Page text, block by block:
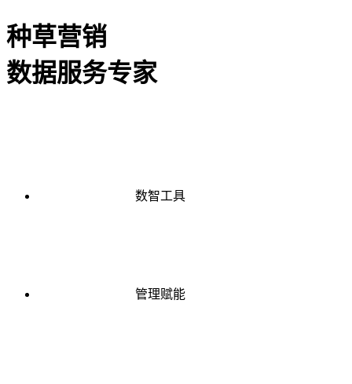
种草营销
数据服务专家
数智工具
管理赋能